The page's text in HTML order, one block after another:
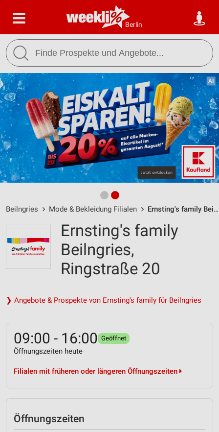
Berlin
Beilngries Mode & Bekleidung Filialen Ernsting's family Beilngries / Ringstraße 20 - Öffnungszeiten & Adresse
Ernsting's family
Beilngries,
Ringstraße 20
❯ Angebote & Prospekte von Ernsting's family für Beilngries
09:00 - 16:00 Geöffnet
Öffnungszeiten heute
Filialen mit früheren oder längeren Öffnungszeiten
Öffnungszeiten